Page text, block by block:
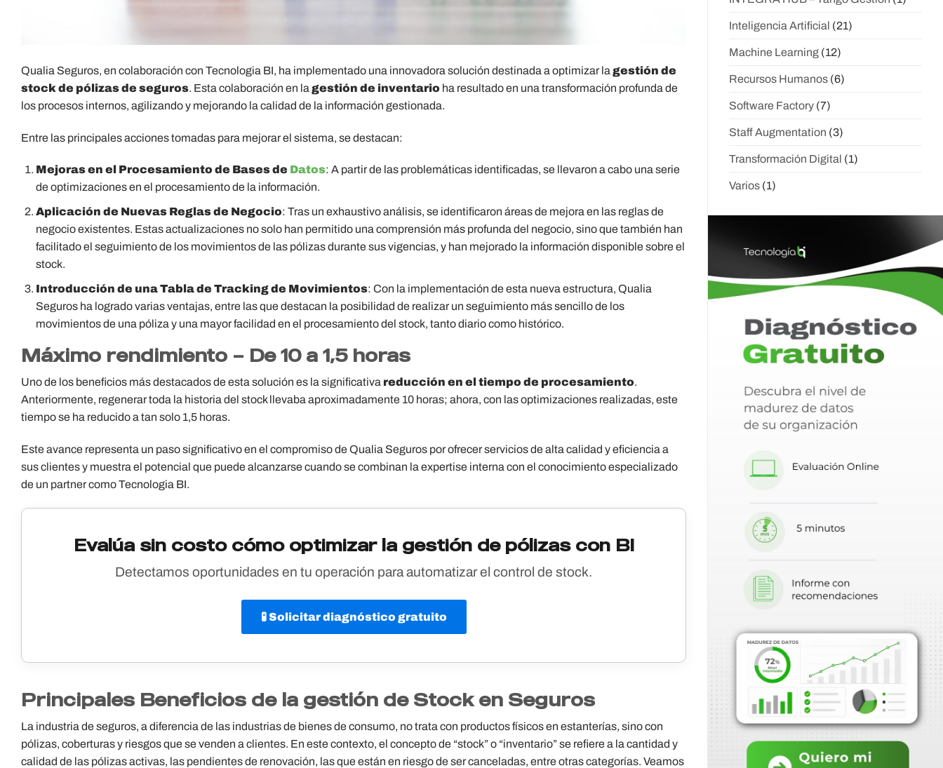
Qualia Seguros, en colaboración con Tecnologia BI, ha implementado una innovadora solución destinada a optimizar la gestión de
stock de pólizas de seguros. Esta colaboración en la gestión de inventario ha resultado en una transformación profunda de
los procesos internos, agilizando y mejorando la calidad de la información gestionada.
Entre las principales acciones tomadas para mejorar el sistema, se destacan:
Mejoras en el Procesamiento de Bases de Datos: A partir de las problemáticas identificadas, se llevaron a cabo una serie
de optimizaciones en el procesamiento de la información.
Aplicación de Nuevas Reglas de Negocio: Tras un exhaustivo análisis, se identificaron áreas de mejora en las reglas de
negocio existentes. Estas actualizaciones no solo han permitido una comprensión más profunda del negocio, sino que también han
facilitado el seguimiento de los movimientos de las pólizas durante sus vigencias, y han mejorado la información disponible sobre el
stock.
Introducción de una Tabla de Tracking de Movimientos: Con la implementación de esta nueva estructura, Qualia
Seguros ha logrado varias ventajas, entre las que destacan la posibilidad de realizar un seguimiento más sencillo de los
movimientos de una póliza y una mayor facilidad en el procesamiento del stock, tanto diario como histórico.
Máximo rendimiento – De 10 a 1,5 horas
Uno de los beneficios más destacados de esta solución es la significativa reducción en el tiempo de procesamiento.
Anteriormente, regenerar toda la historia del stock llevaba aproximadamente 10 horas; ahora, con las optimizaciones realizadas, este
tiempo se ha reducido a tan solo 1,5 horas.
Este avance representa un paso significativo en el compromiso de Qualia Seguros por ofrecer servicios de alta calidad y eficiencia a
sus clientes y muestra el potencial que puede alcanzarse cuando se combinan la expertise interna con el conocimiento especializado
de un partner como Tecnologia BI.
Evalúa sin costo cómo optimizar la gestión de pólizas con BI
Detectamos oportunidades en tu operación para automatizar el control de stock.
🧪 Solicitar diagnóstico gratuito
Principales Beneficios de la gestión de Stock en Seguros
La industria de seguros, a diferencia de las industrias de bienes de consumo, no trata con productos físicos en estanterías, sino con
pólizas, coberturas y riesgos que se venden a clientes. En este contexto, el concepto de “stock” o “inventario” se refiere a la cantidad y
calidad de las pólizas activas, las pendientes de renovación, las que están en riesgo de ser canceladas, entre otras categorías. Veamos
Inteligencia Artificial (21)
Machine Learning (12)
Recursos Humanos (6)
Software Factory (7)
Staff Augmentation (3)
Transformación Digital (1)
Varios (1)